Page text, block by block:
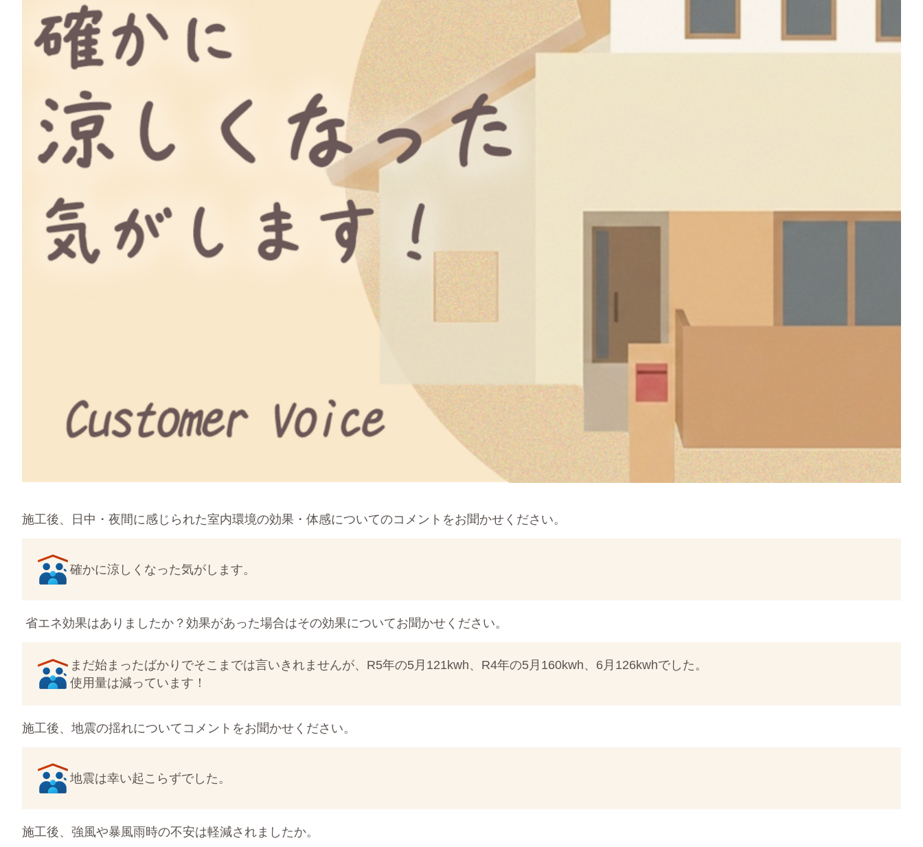
施工後、日中・夜間に感じられた室内環境の効果・体感についてのコメントをお聞かせください。
確かに涼しくなった気がします。
省エネ効果はありましたか？効果があった場合はその効果についてお聞かせください。
まだ始まったばかりでそこまでは言いきれませんが、R5年の5月121kwh、R4年の5月160kwh、6月126kwhでした。
使用量は減っています！
施工後、地震の揺れについてコメントをお聞かせください。
地震は幸い起こらずでした。
施工後、強風や暴風雨時の不安は軽減されましたか。